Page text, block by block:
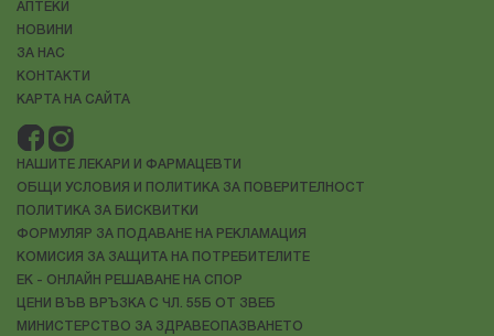
АПТЕКИ
НОВИНИ
ЗА НАС
КОНТАКТИ
КАРТА НА САЙТА
НАШИТЕ ЛЕКАРИ И ФАРМАЦЕВТИ
ОБЩИ УСЛОВИЯ И ПОЛИТИКА ЗА ПОВЕРИТЕЛНОСТ
ПОЛИТИКА ЗА БИСКВИТКИ
ФОРМУЛЯР ЗА ПОДАВАНЕ НА РЕКЛАМАЦИЯ
КОМИСИЯ ЗА ЗАЩИТА НА ПОТРЕБИТЕЛИТЕ
ЕК - ОНЛАЙН РЕШАВАНЕ НА СПОР
ЦЕНИ ВЪВ ВРЪЗКА С ЧЛ. 55Б ОТ ЗВЕБ
МИНИСТЕРСТВО ЗА ЗДРАВЕОПАЗВАНЕТО